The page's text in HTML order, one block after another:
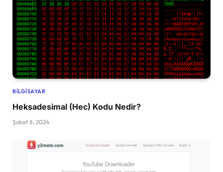
BILGISAYAR
Heksadesimal (Hec) Kodu Nedir?
Şubat 8, 2024